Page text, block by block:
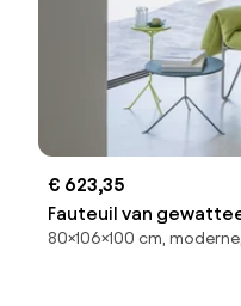
€ 623,35
Fauteuil van
Nomad
80×106×100 cm,